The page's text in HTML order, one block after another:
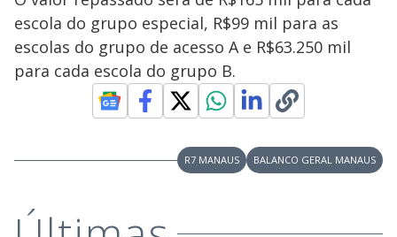
escola do grupo especial, R$99 mil para as
escolas do grupo de acesso A e R$63.250 mil
para cada escola do grupo B.
R7 MANAUS BALANCO GERAL MANAUS